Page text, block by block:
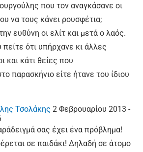
που τον αναγκάσανε οι
να τους κάνει ρουσφέτια;
ευθύνη οι ελίτ και μετά ο λαός.
ότι υπήρχανε κι άλλες
και κάτι θείες που
παρασκήνιο είτε ήτανε του ίδιου
Τσολάκης 2 Φεβρουαρίου 2013 -
σας έχει ένα πρόβλημα!
σε παιδάκι! Δηλαδή σε άτομο